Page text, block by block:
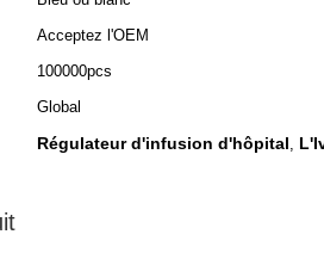
Acceptez l'OEM
100000pcs
Global
Régulateur d'infusion d'hôpital,